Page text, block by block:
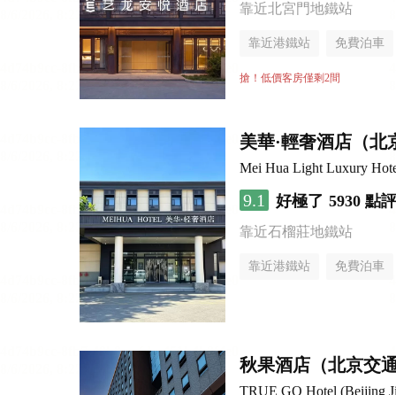
靠近北宮門地鐵站
靠近港鐵站 免費泊車
行李寄存服務
搶！低價客房僅剩2間
美華·輕奢酒店（
Mei Hua Light Luxury
9.1 好極了 5930 點評
靠近石榴莊地鐵站
靠近港鐵站 免費泊車
秋果酒店（北京交
TRUE GO Hotel (Beijing